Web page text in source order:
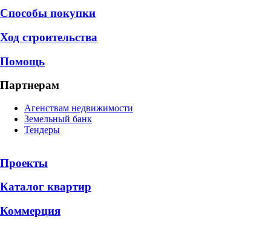
Способы покупки
Ход строительства
Помощь
Партнерам
Агенствам недвижимости
Земельный банк
Тендеры
Проекты
Каталог квартир
Коммерция